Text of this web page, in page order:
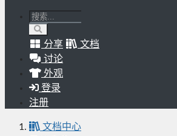
分享
文档
讨论
外观
登录
注册
文档中心